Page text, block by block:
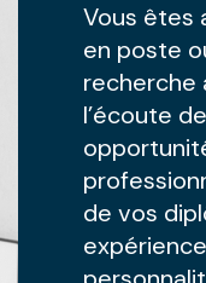
Vous êtes
en poste
recherche
l’écoute
de vos